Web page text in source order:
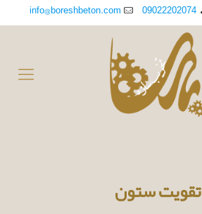
09022202074
info@boreshbeton.com
تقویت ستون